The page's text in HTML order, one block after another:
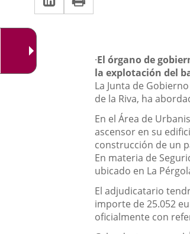
aplicación
a
aplicación
externa.
Descripción
·El órgano de
la explotación del
La Junta de
de la Riva, ha
En el Área de
ascensor en su
construcción de un
En materia de
ubicado en La
El adjudicatario
importe de 25.052
oficialmente con